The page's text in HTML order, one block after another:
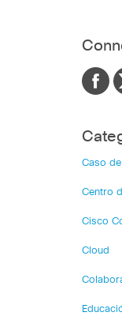
Caso
Centro
Cisco
Cloud